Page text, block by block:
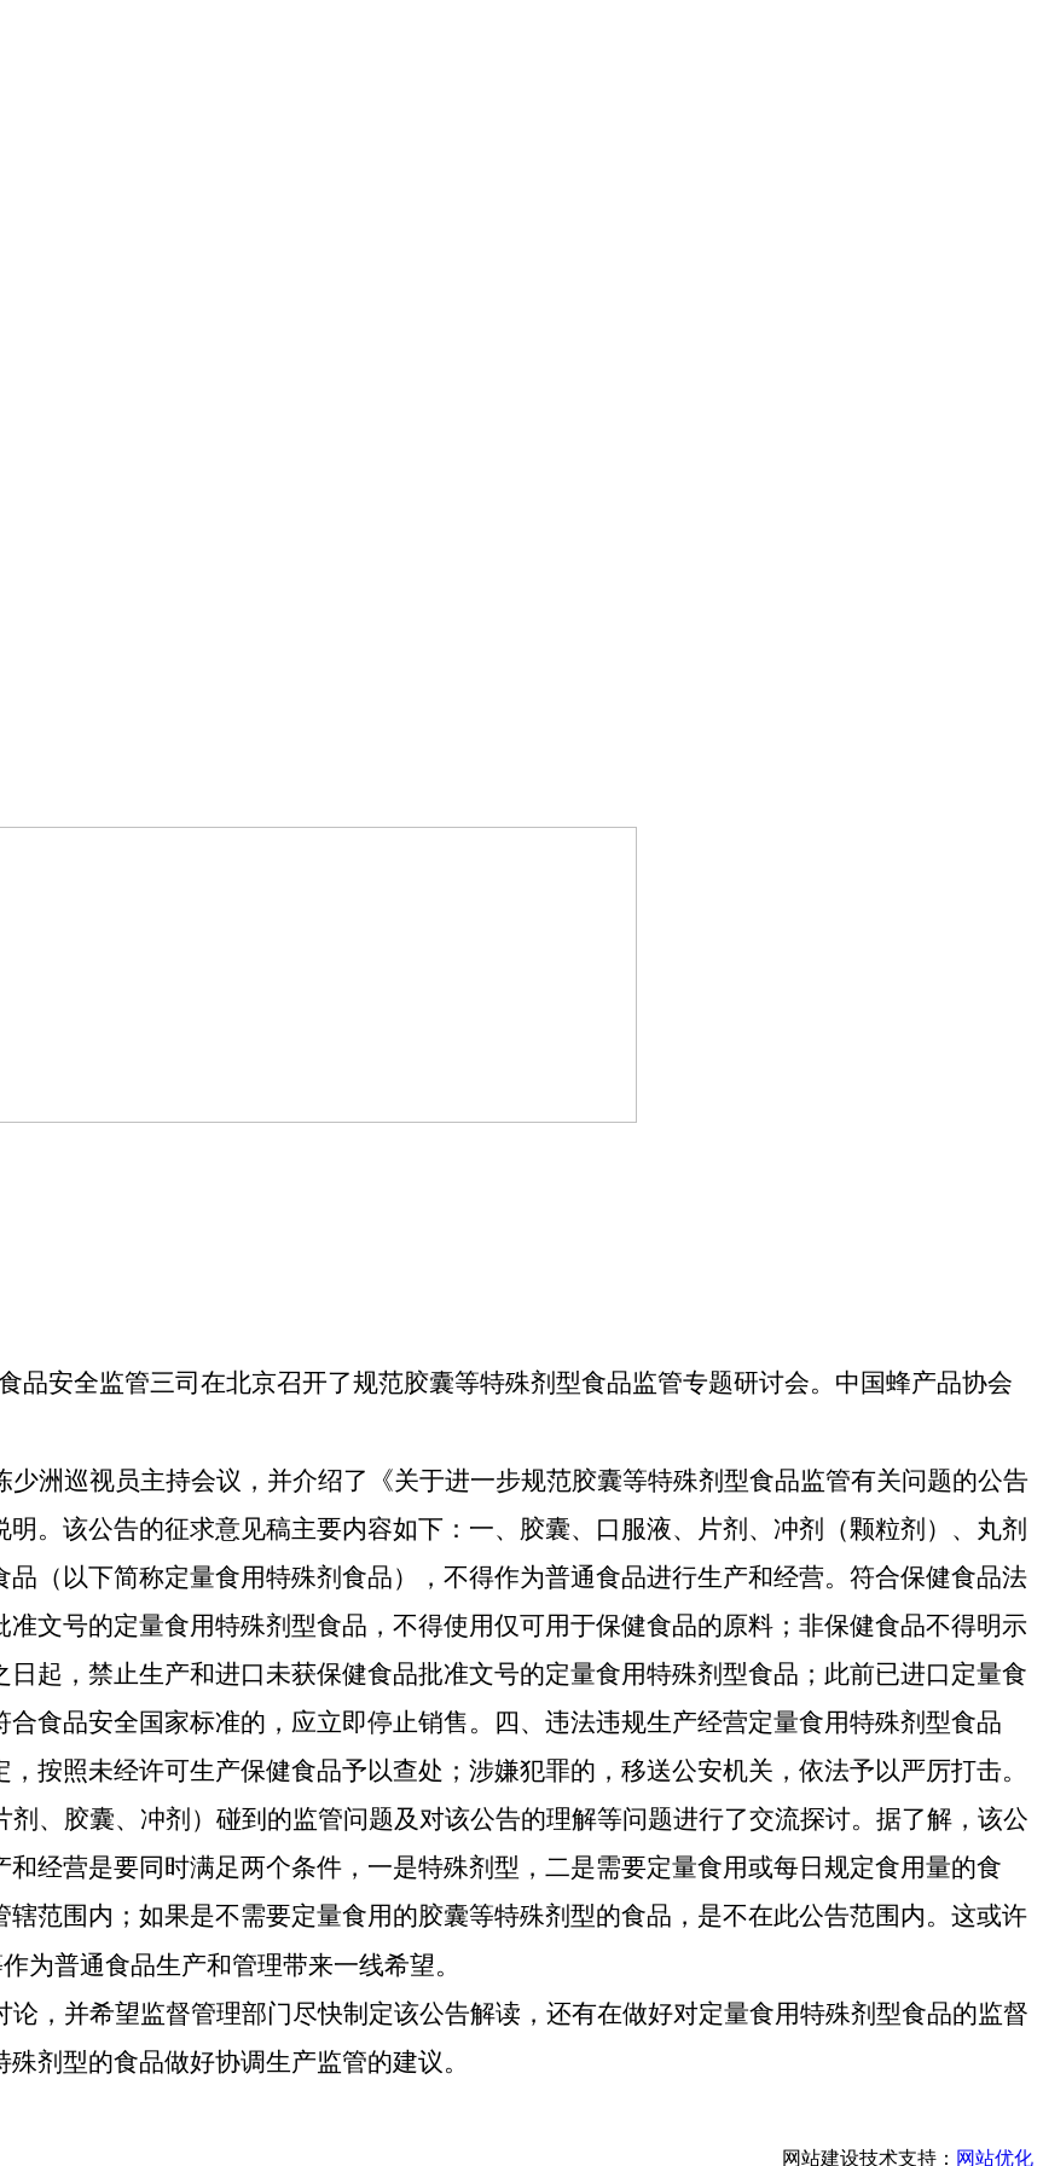
品安全监管三司在北京召开了规范胶囊等特殊剂型食品监管专题研讨会。中国蜂产品协会
洲巡视员主持会议，并介绍了《关于进一步规范胶囊等特殊剂型食品监管有关问题的公告
明。该公告的征求意见稿主要内容如下：一、胶囊、口服液、片剂、冲剂（颗粒剂）、丸剂
（以下简称定量食用特殊剂食品），不得作为普通食品进行生产和经营。符合保健食品法
文号的定量食用特殊剂型食品，不得使用仅可用于保健食品的原料；非保健食品不得明示
起，禁止生产和进口未获保健食品批准文号的定量食用特殊剂型食品；此前已进口定量食
食品安全国家标准的，应立即停止销售。四、违法违规生产经营定量食用特殊剂型食品
按照未经许可生产保健食品予以查处；涉嫌犯罪的，移送公安机关，依法予以严厉打击。
、胶囊、冲剂）碰到的监管问题及对该公告的理解等问题进行了交流探讨。据了解，该公
经营是要同时满足两个条件，一是特殊剂型，二是需要定量食用或每日规定食用量的食
范围内；如果是不需要定量食用的胶囊等特殊剂型的食品，是不在此公告范围内。这或许
为普通食品生产和管理带来一线希望。
，并希望监督管理部门尽快制定该公告解读，还有在做好对定量食用特殊剂型食品的监督
剂型的食品做好协调生产监管的建议。
网站建设技术支持： 网站优化